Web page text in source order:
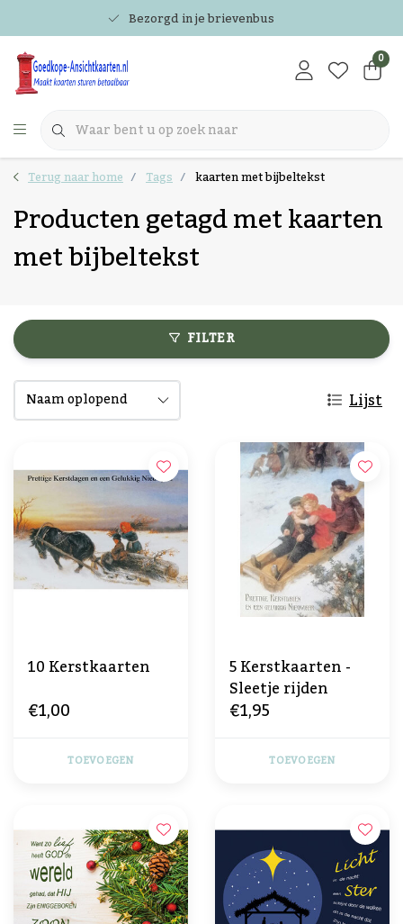
Bezorgd in je brievenbus
0
Terug naar home Tags kaarten met bijbeltekst
Producten getagd met kaarten
met bijbeltekst
FILTER
Lijst
10 Kerstkaarten
€1,00
TOEVOEGEN
5 Kerstkaarten -
Sleetje rijden
€1,95
TOEVOEGEN